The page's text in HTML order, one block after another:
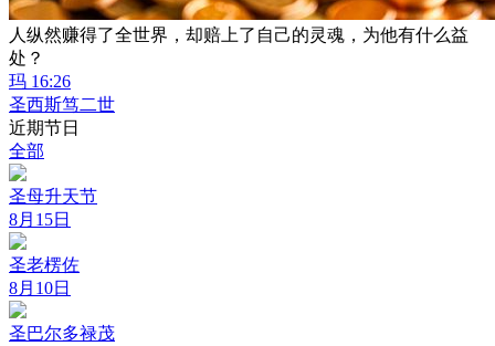
人纵然赚得了全世界，却赔上了自己的灵魂，为他有什么益
处？
玛 16:26
圣西斯笃二世
近期节日
全部
圣母升天节
8月15日
圣老楞佐
8月10日
圣巴尔多禄茂